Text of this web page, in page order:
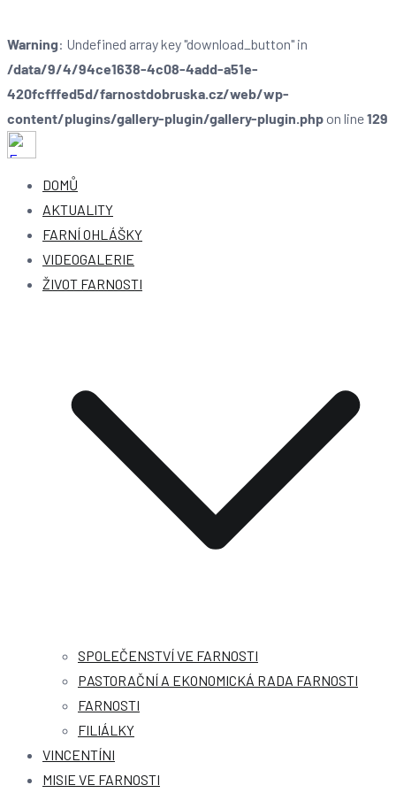
Warning: Undefined array key "download_button" in
/data/9/4/94ce1638-4c08-4add-a51e-
420fcfffed5d/farnostdobruska.cz/web/wp-
content/plugins/gallery-plugin/gallery-plugin.php on line129
Farnost Dobruška
Farnost Dobruška
DOMŮ
AKTUALITY
FARNÍ OHLÁŠKY
VIDEOGALERIE
ŽIVOT FARNOSTI
SPOLEČENSTVÍ VE FARNOSTI
PASTORAČNÍ A EKONOMICKÁ RADA FARNOSTI
FARNOSTI
FILIÁLKY
VINCENTÍNI
MISIE VE FARNOSTI